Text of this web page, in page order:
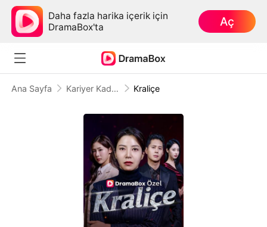
Daha fazla harika içerik için
DramaBox'ta
Aç
Ana Sayfa Kariyer Kadını Kraliçe